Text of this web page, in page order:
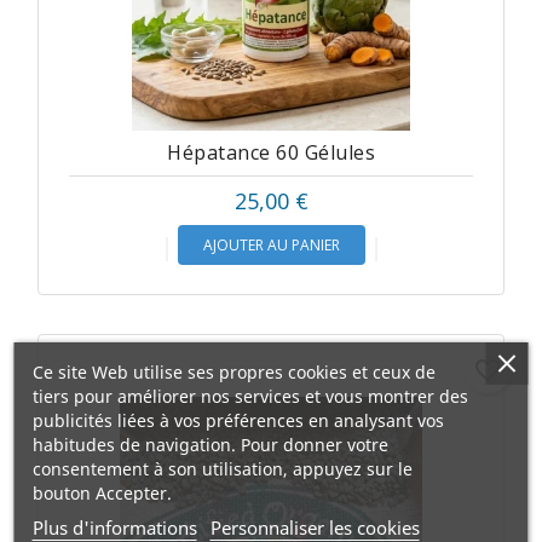
Hépatance 60 Gélules
25,00 €Prix
AJOUTER AU PANIER
favorite_border
Ce site Web utilise ses propres cookies et ceux de
tiers pour améliorer nos services et vous montrer des
publicités liées à vos préférences en analysant vos
habitudes de navigation. Pour donner votre
consentement à son utilisation, appuyez sur le
bouton Accepter.
Plus d'informations Personnaliser les cookies